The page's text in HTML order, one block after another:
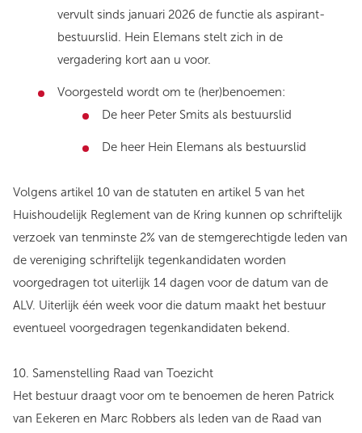
vervult sinds januari 2026 de functie als aspirant-
bestuurslid. Hein Elemans stelt zich in de
vergadering kort aan u voor.
Voorgesteld wordt om te (her)benoemen:
De heer Peter Smits als bestuurslid
De heer Hein Elemans als bestuurslid
Volgens artikel 10 van de statuten en artikel 5 van het
Huishoudelijk Reglement van de Kring kunnen op schriftelijk
verzoek van tenminste 2% van de stemgerechtigde leden van
de vereniging schriftelijk tegenkandidaten worden
voorgedragen tot uiterlijk 14 dagen voor de datum van de
ALV. Uiterlijk één week voor die datum maakt het bestuur
eventueel voorgedragen tegenkandidaten bekend.
10. Samenstelling Raad van Toezicht
Het bestuur draagt voor om te benoemen de heren Patrick
van Eekeren en Marc Robbers als leden van de Raad van